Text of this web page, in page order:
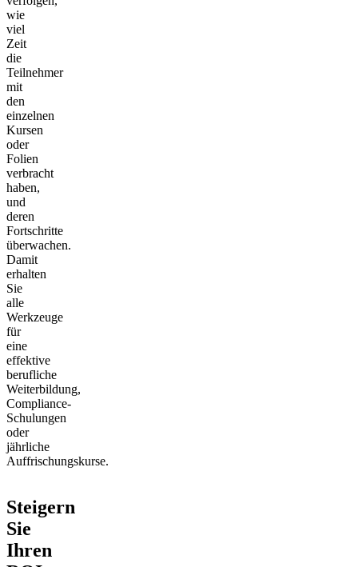
wie
viel
Zeit
die
Teilnehmer
mit
den
einzelnen
Kursen
oder
Folien
verbracht
haben,
und
deren
Fortschritte
überwachen.
Damit
erhalten
Sie
alle
Werkzeuge
für
eine
effektive
berufliche
Weiterbildung,
Compliance-
Schulungen
oder
jährliche
Auffrischungskurse.
Steigern
Sie
Ihren